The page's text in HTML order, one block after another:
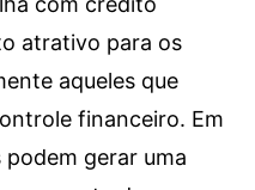
atrativo para os
aqueles que
financeiro. Em
podem gerar uma